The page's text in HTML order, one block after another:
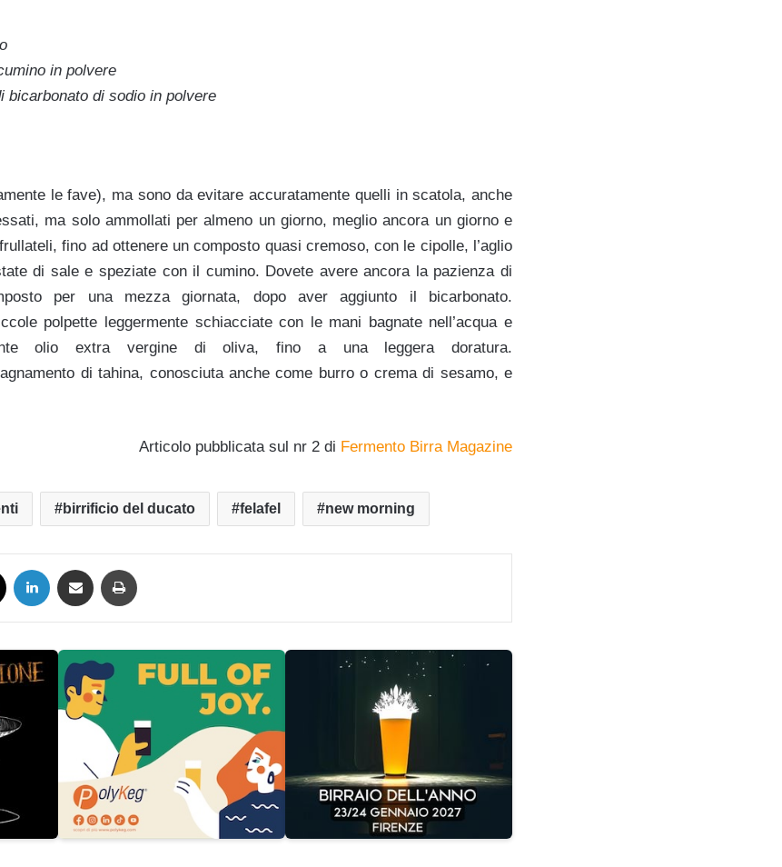
in polvere
bicarbonato di sodio in polvere
le fave), ma sono da evitare accuratamente quelli in scatola, anche
ma solo ammollati per almeno un giorno, meglio ancora un giorno e
fino ad ottenere un composto quasi cremoso, con le cipolle, l’aglio
di sale e speziate con il cumino. Dovete avere ancora la pazienza di
per una mezza giornata, dopo aver aggiunto il bicarbonato.
polpette leggermente schiacciate con le mani bagnate nell’acqua e
olio extra vergine di oliva, fino a una leggera doratura.
di tahina, conosciuta anche come burro o crema di sesamo, e
Articolo pubblicata sul nr 2 di Fermento Birra Magazine
birrificio del ducato felafel new morning
LinkedIn Condividi via mail